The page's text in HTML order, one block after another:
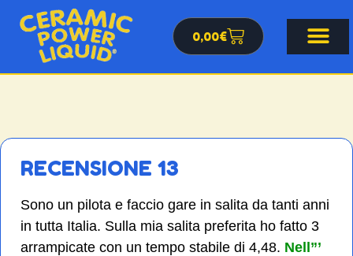
0,00€
RECENSIONE 13
Sono un pilota e faccio gare in salita da tanti anni
in tutta Italia. Sulla mia salita preferita ho fatto 3
arrampicate con un tempo stabile di 4,48. Nell”’